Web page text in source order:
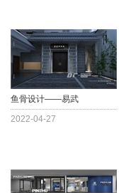
鱼骨设计——易武
2022-04-27